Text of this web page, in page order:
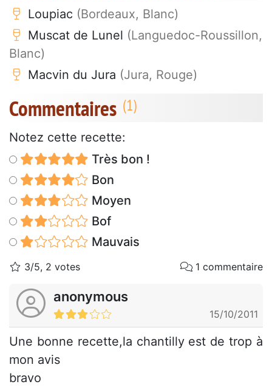
Loupiac (Bordeaux, Blanc)
Muscat de Lunel (Languedoc-Roussillon,
Blanc)
Macvin du Jura (Jura, Rouge)
Commentaires
Notez cette recette:
Très bon !
Bon
Moyen
Bof
Mauvais
3/5, 2 votes 1 commentaire
anonymous
15/10/2011
Une bonne recette,la chantilly est de trop à
mon avis
bravo